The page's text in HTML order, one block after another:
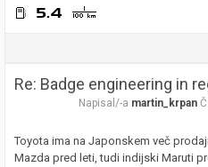
Re: Badge engineering in
Napisal/-a martin_krpan
Toyota ima na Japonskem več
Mazda pred leti, tudi indijski Maruti